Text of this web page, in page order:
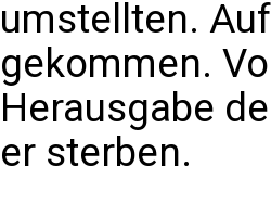
umstellten.
gekommen.
Herausgabe
er sterben.